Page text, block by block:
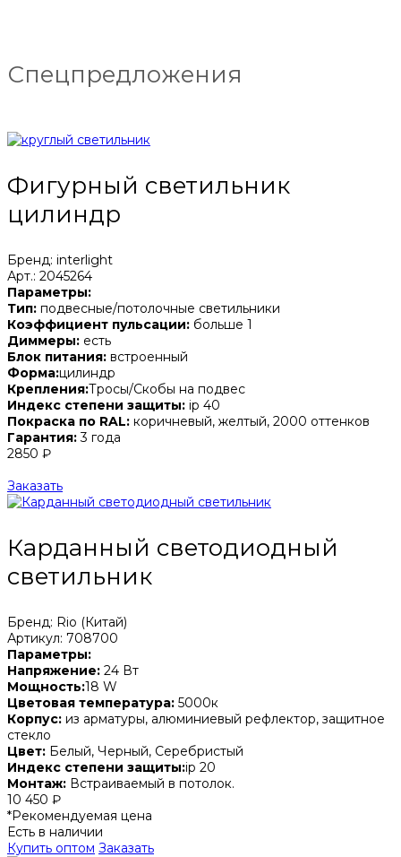
Спецпредложения
Фигурный светильник
цилиндр
Бренд: interlight
Арт.: 2045264
Параметры:
Тип: подвесные/потолочные светильники
Коэффициент пульсации: больше 1
Диммеры: есть
Блок питания: встроенный
Форма:цилиндр
Крепления:Тросы/Скобы на подвес
Индекс степени защиты: ip 40
Покраска по RAL: коричневый, желтый, 2000 оттенков
Гарантия:3 года
2850 ₽
Заказать
Карданный светодиодный
светильник
Бренд: Rio (Китай)
Артикул: 708700
Параметры:
Напряжение: 24 Вт
Мощность:18 W
Цветовая температура: 5000к
Корпус: из арматуры, алюминиевый рефлектор, защитное
стекло
Цвет: Белый, Черный, Серебристый
Индекс степени защиты:ip 20
Монтаж: Встраиваемый в потолок.
10 450 ₽
*Рекомендуемая цена
Есть в наличии
Купить оптом Заказать